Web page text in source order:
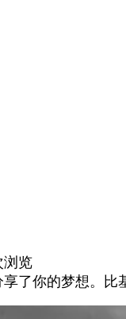
浏览
了你的梦想。比